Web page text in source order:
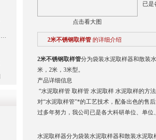
点击看大图
已是
2米不锈钢取样管 的详细介绍
2米不锈钢取样管分为袋装水泥取样器和散装
米，2米，3米型。
产品详细信息
“水泥取样管 取样管 水泥取样 水泥取样的方
对“水泥取样管"*的工艺技术，配备出色的售
过多年努力，我公司已是各大科研单位、单位
水泥取样器分为袋装水泥取样器和散装水泥取
水泥胶砂振动台、水泥电动抗折机、水泥净浆搅拌机（河北路仪）